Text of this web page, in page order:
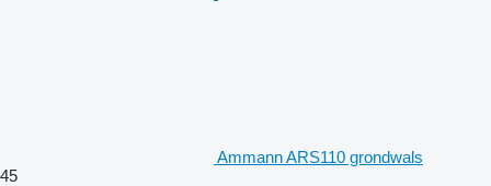
Ammann ARS110 grondwals
45